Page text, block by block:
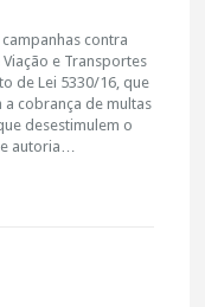
contra
e Transportes
de Lei 5330/16, que
cobrança de multas
desestimulem o
autoria…